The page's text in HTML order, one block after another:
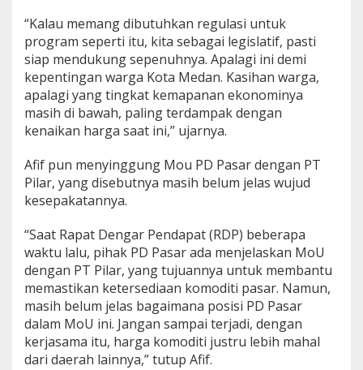
“Kalau memang dibutuhkan regulasi untuk
program seperti itu, kita sebagai legislatif, pasti
siap mendukung sepenuhnya. Apalagi ini demi
kepentingan warga Kota Medan. Kasihan warga,
apalagi yang tingkat kemapanan ekonominya
masih di bawah, paling terdampak dengan
kenaikan harga saat ini,” ujarnya.
Afif pun menyinggung Mou PD Pasar dengan PT
Pilar, yang disebutnya masih belum jelas wujud
kesepakatannya.
“Saat Rapat Dengar Pendapat (RDP) beberapa
waktu lalu, pihak PD Pasar ada menjelaskan MoU
dengan PT Pilar, yang tujuannya untuk membantu
memastikan ketersediaan komoditi pasar. Namun,
masih belum jelas bagaimana posisi PD Pasar
dalam MoU ini. Jangan sampai terjadi, dengan
kerjasama itu, harga komoditi justru lebih mahal
dari daerah lainnya,” tutup Afif.